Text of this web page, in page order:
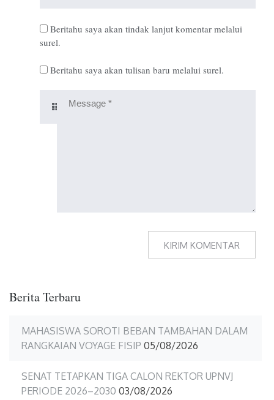
Beritahu saya akan tindak lanjut komentar melalui
surel.
Beritahu saya akan tulisan baru melalui surel.
Berita Terbaru
MAHASISWA SOROTI BEBAN TAMBAHAN DALAM
RANGKAIAN VOYAGE FISIP 05/08/2026
SENAT TETAPKAN TIGA CALON REKTOR UPNVJ
PERIODE 2026–2030 03/08/2026